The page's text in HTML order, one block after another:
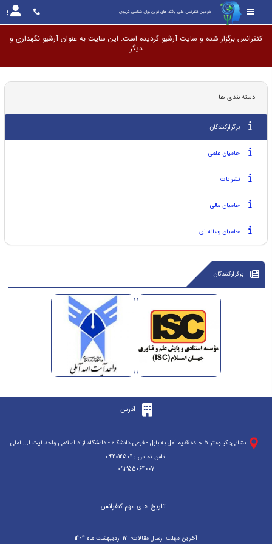
دومین کنفرانس ملی یافته های نوین روان شناسی کاربردی
کنفرانس برگزار شده و سایت آرشیو گردیده است. این سایت به عنوان آرشیو نگهداری
دسته بندی ها
برگزارکنندگان
حامیان علمی
نشریات
حامیان مالی
حامیان رسانه ای
برگزارکنندگان
آدرس
نشانی: کیلومتر ۵ جاده قدیم آمل به بابل - فرعی دانشگاه - دانشگاه آزاد اسلامی واحد آیت ا... آملی
تلفن تماس : 09120125011
09355064007
تاریخ های مهم کنفرانس
آخرین مهلت ارسال مقالات: 17 اردیبهشت ماه 1404